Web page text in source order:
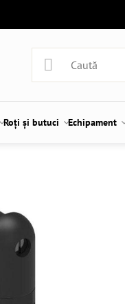
Roți și butuci Echipament